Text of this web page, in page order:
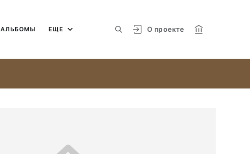
О проекте
АЛЬБОМЫ ЕЩЕ